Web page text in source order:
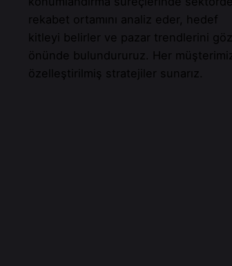
rekabet ortamını analiz eder, hedef
kitleyi belirler ve pazar trendlerini göz
önünde bulundururuz. Her
özelleştirilmiş stratejiler sunarız.